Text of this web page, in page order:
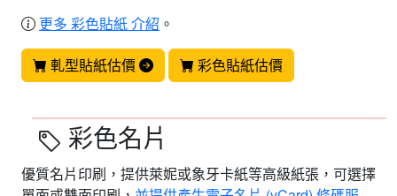
更多 彩色貼紙 介紹 。
軋型貼紙估價 彩色貼紙估價
彩色名片
優質名片印刷，提供萊妮或象牙卡紙等高級紙張，可選擇